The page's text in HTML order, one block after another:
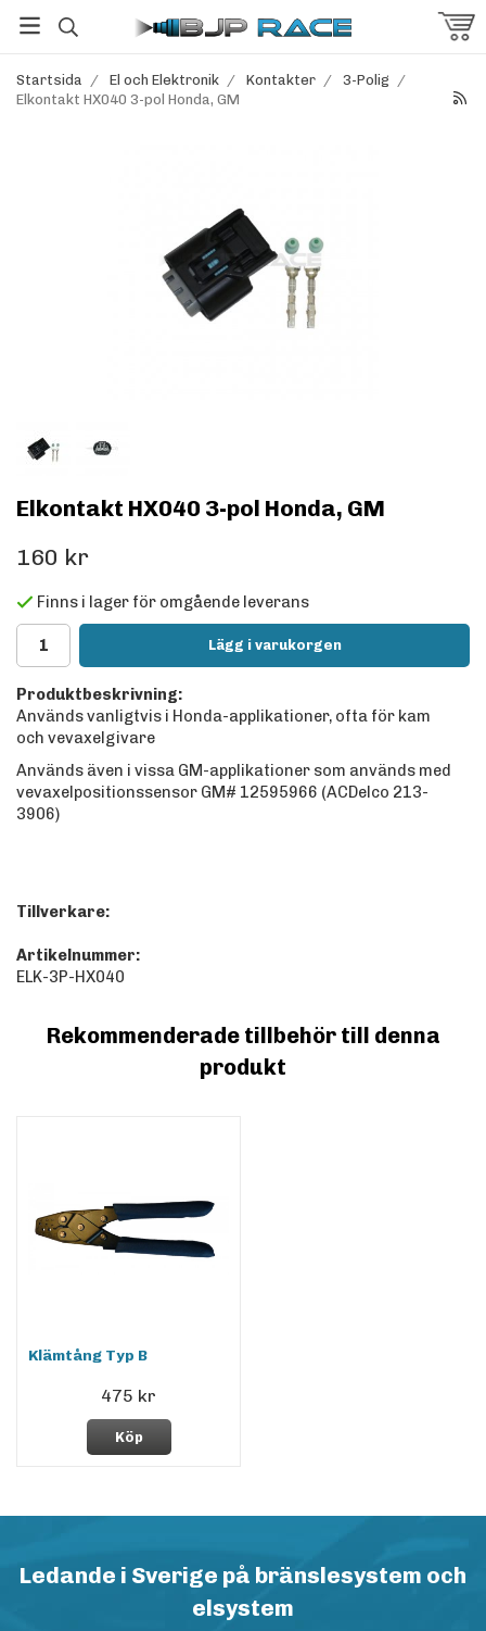
Startsida / El och Elektronik / Kontakter / 3-Polig /
Elkontakt HX040 3-pol Honda, GM
Elkontakt HX040 3-pol Honda, GM
160 kr
Finns i lager för omgående leverans
Lägg i varukorgen
Produktbeskrivning:
Används vanligtvis i Honda-applikationer, ofta för kam
och vevaxelgivare
Används även i vissa GM-applikationer som används med
vevaxelpositionssensor GM# 12595966 (ACDelco 213-
3906)
Tillverkare:
Artikelnummer:
ELK-3P-HX040
Rekommenderade tillbehör till denna
produkt
Klämtång Typ B
475 kr
Köp
Ledande i Sverige på bränslesystem och
elsystem